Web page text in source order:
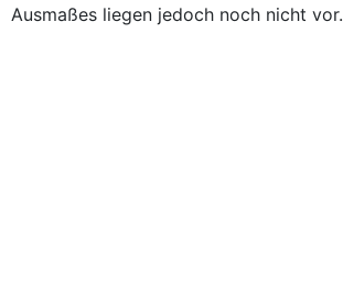
Ausmaßes liegen jedoch noch nicht vor.